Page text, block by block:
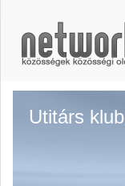
Utitárs klub